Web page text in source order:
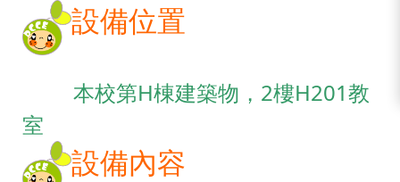
設備位置
本校第H棟建築物，2樓H201教
室
設備內容